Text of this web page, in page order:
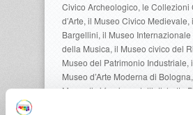
Civico Archeologico, le Collezioni
d’Arte, il Museo Civico
Bargellini, il Museo
della Musica, il Museo civico del
Museo del Patrimonio Industriale,
Museo d’Arte Moderna di
Morandi si fregiano dell’etichetta
Museums. Il servizio, sviluppato